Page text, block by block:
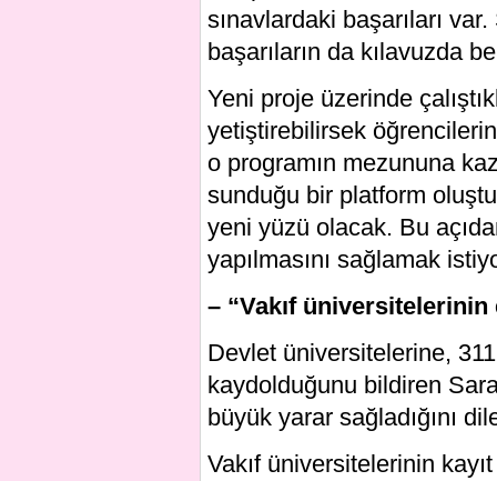
sınavlardaki başarıları
başarıların da kılavuzda
Yeni proje üzerinde
yetiştirebilirsek
o programın mezununa
sunduğu bir platform
yeni yüzü olacak. Bu
yapılmasını sağlamak
– “Vakıf
Devlet üniversitelerine,
kaydolduğunu bildiren
büyük yarar sağladığını
Vakıf üniversitelerinin